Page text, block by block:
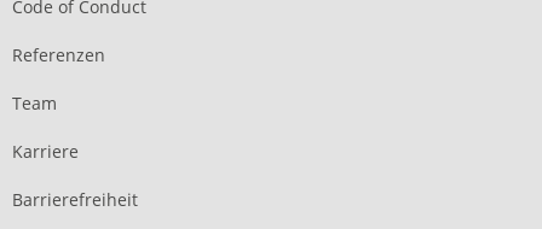
Code of Conduct
Referenzen
Team
Karriere
Barrierefreiheit